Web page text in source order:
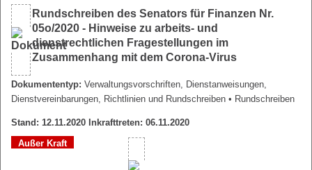
Rundschreiben des Senators für Finanzen Nr.
05o/2020 - Hinweise zu arbeits- und
dienstrechtlichen Fragestellungen im
Zusammenhang mit dem Corona-Virus
Dokumententyp: Verwaltungsvorschriften, Dienstanweisungen,
Dienstvereinbarungen, Richtlinien und Rundschreiben • Rundschreiben
Stand: 12.11.2020 Inkrafttreten: 06.11.2020
Außer Kraft